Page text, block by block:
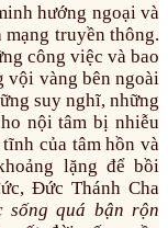
hướng ngoại và
truyền thông.
công việc và bao
vội vàng bên ngoài
suy nghĩ, những
nội tâm bị nhiễu
của tâm hồn và
lặng để bồi
Đức Thánh Cha
sống quá bận rộn